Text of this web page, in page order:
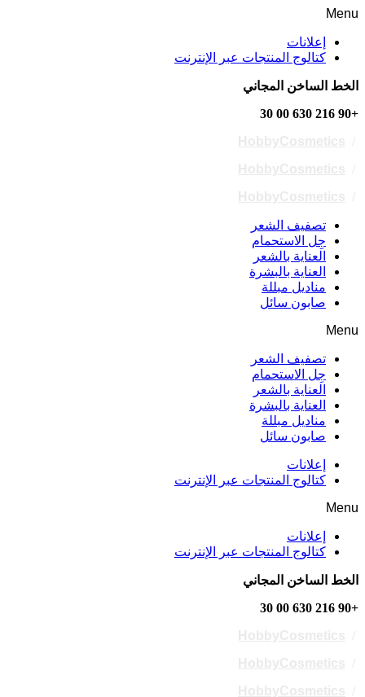
Menu
إعلانات
كتالوج المنتجات عبر الإنترنت
الخط الساخن المجاني
+90 216 630 00 30
تصفيف الشعر
جِل الاستحمام
العناية بالشعر
العناية بالبشرة
مناديل مبللة
صابون سائل
Menu
تصفيف الشعر
جِل الاستحمام
العناية بالشعر
العناية بالبشرة
مناديل مبللة
صابون سائل
إعلانات
كتالوج المنتجات عبر الإنترنت
Menu
إعلانات
كتالوج المنتجات عبر الإنترنت
الخط الساخن المجاني
+90 216 630 00 30